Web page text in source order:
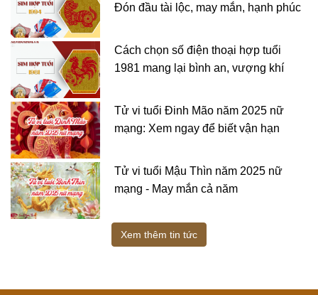
Đón đầu tài lộc, may mắn, hạnh phúc
Cách chọn số điện thoại hợp tuổi
1981 mang lại bình an, vượng khí
Tử vi tuổi Đinh Mão năm 2025 nữ
mạng: Xem ngay để biết vận hạn
Tử vi tuổi Mậu Thìn năm 2025 nữ
mạng - May mắn cả năm
Xem thêm tin tức